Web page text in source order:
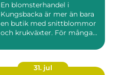
En blomsterhandel i
Kungsbacka är mer än bara
en butik med snittblommor
och krukväxter. För många
31. jul